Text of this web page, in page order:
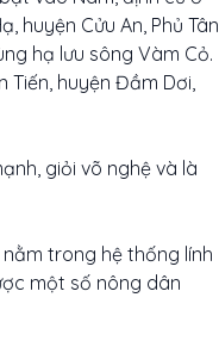
huyện Cửu An, Phủ Tân
hạ lưu sông Vàm Cỏ.
Tiến, huyện Đầm Dơi,
giỏi võ nghệ và là
trong hệ thống lính
một số nông dân